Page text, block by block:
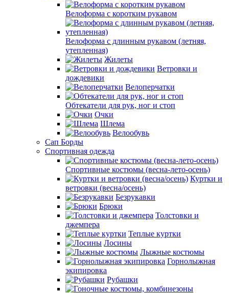
Велоформа с коротким рукавом
Велоформа с длинным рукавом (летняя,
утепленная)
Жилеты
Ветровки и
дождевики
Велоперчатки
Обтекатели для рук, ног и стоп
Очки
Шлема
Велообувь
Сап Борды
Спортивная одежда
Спортивные костюмы (весна-лето-осень)
Куртки и
ветровки (весна/осень)
Безрукавки
Брюки
Толстовки и
джемпера
Теплые куртки
Лосины
Лыжные костюмы
Горнолыжная
экипировка
Рубашки